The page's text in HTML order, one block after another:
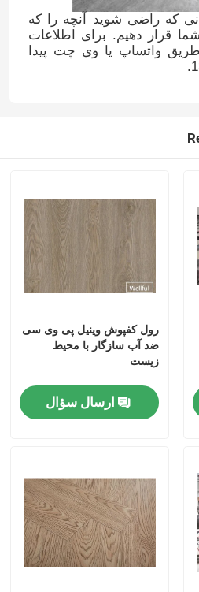
که راضی شوید آنچه را که
شما قرار دهیم. برای اطلاعات
طریق واتساپ یا وی چت پیدا
رول کفپوش وینیل پی وی سی
ضد آب سازگار با محیط
زیست
ارسال سؤال